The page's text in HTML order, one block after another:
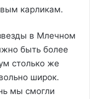
карликам.
в Млечном
быть более
столько же
широк.
мы смогли